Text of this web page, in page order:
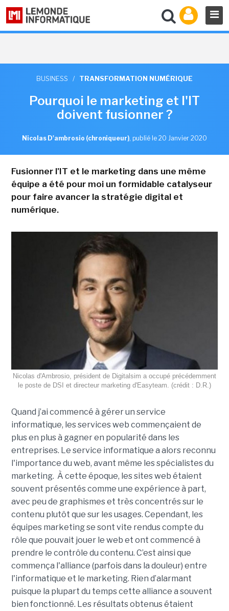
BUSINESS / TRANSFORMATION NUMÉRIQUE
Pourquoi le marketing et l'IT
doivent fusionner ?
Nicolas D'ambrosio (chroniqueur), publié le 20 Janvier 2020
Fusionner l'IT et le marketing dans une même
équipe a été pour moi un formidable catalyseur
pour faire avancer la stratégie digital et
numérique.
Nicolas d'Ambrosio, président de Digitalsim a occupé précédemment
le poste de DSI et directeur marketing d'Easyteam. (crédit : D.R.)
Quand j’ai commencé à gérer un service
informatique, les services web commençaient de
plus en plus à gagner en popularité dans les
entreprises. Le service informatique a alors reconnu
l'importance du web, avant même les spécialistes du
marketing. À cette époque, les sites web étaient
souvent présentés comme une expérience à part,
avec peu de graphismes et très concentrés sur le
contenu plutôt que sur les usages. Cependant, les
équipes marketing se sont vite rendus compte du
rôle que pouvait jouer le web et ont commencé à
prendre le contrôle du contenu. C’est ainsi que
commença l'alliance (parfois dans la douleur) entre
l'informatique et le marketing. Rien d’alarmant
puisque la plupart du temps cette alliance a souvent
bien fonctionné. Les résultats obtenus étaient